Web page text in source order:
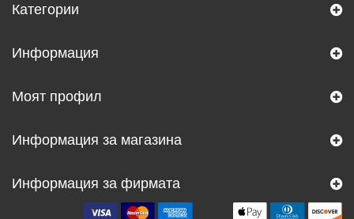
Категории
Информация
Моят профил
Информация за магазина
Информация за фирмата